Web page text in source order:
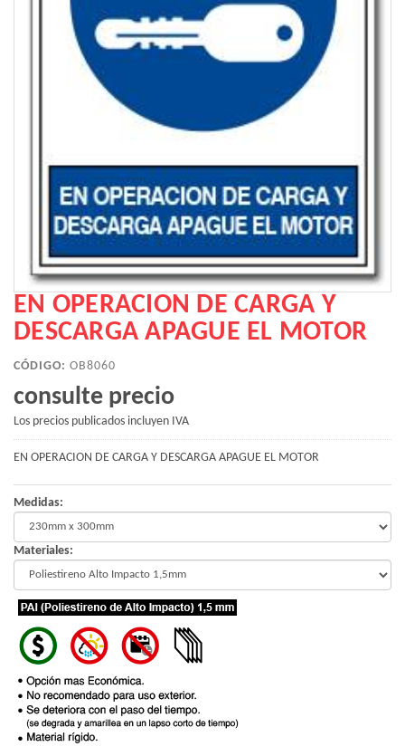
EN OPERACION DE CARGA Y
DESCARGA APAGUE EL MOTOR
CÓDIGO: OB8060
consulte precio
Los precios publicados incluyen IVA
EN OPERACION DE CARGA Y DESCARGA APAGUE EL MOTOR
Medidas:
Materiales: